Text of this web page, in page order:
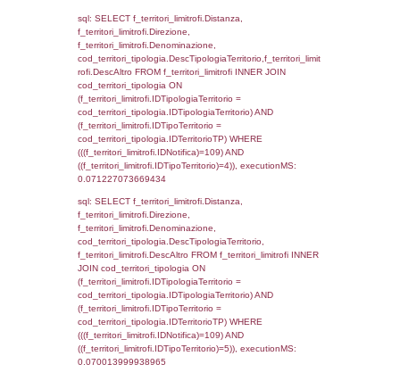
f_confini_stato.IDStato = el_nazioni.IDStato
f_confini_stato.IDNotifica = 109;,
0.00042295455932617
sql: SELECT el_nazioni.DescIT,
reg_f_confini_stato.Distanza FROM
INNER JOIN el_nazioni ON
el_nazioni.IDStato WHERE
sql: SELECT el_regioni.Regione,
el_comuni.Comune,
f_confini INNER JOIN ((el_comuni INNER
ON el_comuni.IstProvincia =
INNER JOIN el_regioni ON
el_regioni.IstRegione) ON
el_comuni.IstComune WHERE
(((f_confini.IDNotifica)=109));, executionMS: